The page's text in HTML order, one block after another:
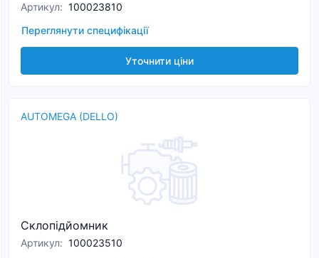
Артикул: 100023810
Переглянути специфікації
Уточнити ціни
AUTOMEGA (DELLO)
Склопідйомник
Артикул: 100023510